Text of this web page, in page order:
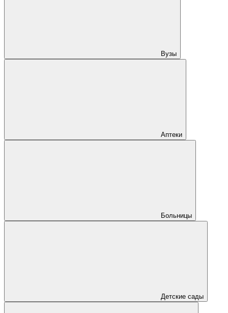
Вузы
Аптеки
Больницы
Детские сады